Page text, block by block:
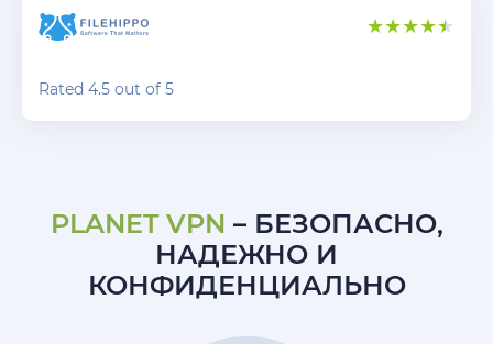
Rated 4.5 out of 5
PLANET VPN – БЕЗОПАСНО,
НАДЕЖНО И
КОНФИДЕНЦИАЛЬНО